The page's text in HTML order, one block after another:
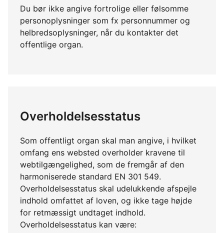
Du bør ikke angive fortrolige eller følsomme
personoplysninger som fx personnummer og
helbredsoplysninger, når du kontakter det
offentlige organ.
Overholdelsesstatus
Som offentligt organ skal man angive, i hvilket
omfang ens websted overholder kravene til
webtilgængelighed, som de fremgår af den
harmoniserede standard EN 301 549.
Overholdelsesstatus skal udelukkende afspejle
indhold omfattet af loven, og ikke tage højde
for retmæssigt undtaget indhold.
Overholdelsesstatus kan være: